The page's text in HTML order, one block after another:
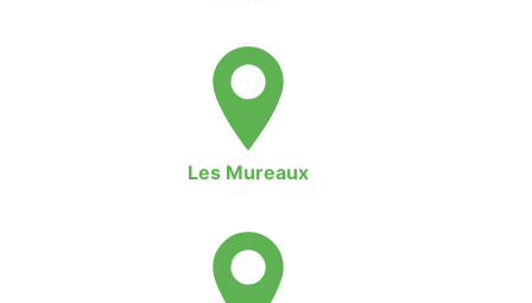
Les Mureaux